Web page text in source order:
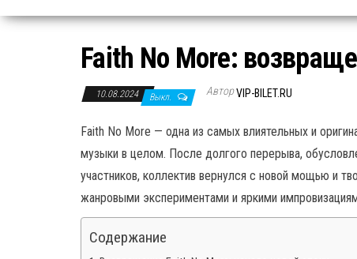
Faith No More:
10.08.2024 Выкл. АвторVIP-BILET.RU
Faith No More — одна из самых влиятельных и
музыки в целом. После долгого перерыва,
участников, коллектив вернулся с новой мощью и
жанровыми экспериментами и яркими
Содержание